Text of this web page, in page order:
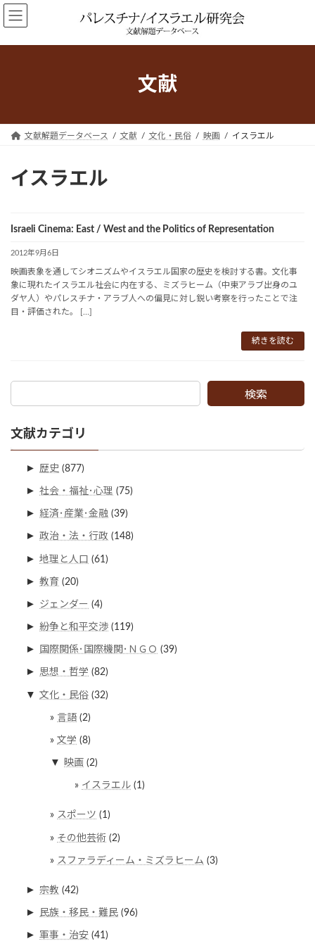
コ
ン
ッ
ナ
ビ
移
文献
文献解題データベース 文献 文化・民俗 映画 イスラエル
イスラエル
Israeli Cinema: East / West and the Politics of Representation
2012年9月6日
映画表象を通してシオニズムやイスラエル国家の歴史を検討する書。文化事
象に現れたイスラエル社会に内在する、ミズラヒーム（中東アラブ出身のユ
ダヤ人）やパレスチナ・アラブ人への偏見に対し鋭い考察を行ったことで注
目・評価された。 […]
続きを読む
検索
文献カテゴリ
► 歴史 (877)
► 社会・福祉･心理 (75)
► 経済･産業･金融 (39)
► 政治・法・行政 (148)
► 地理と人口 (61)
► 教育 (20)
► ジェンダー (4)
► 紛争と和平交渉 (119)
► 国際関係･国際機関･ＮＧＯ (39)
► 思想・哲学 (82)
▼ 文化・民俗 (32)
言語(2)
文学 (8)
▼ 映画 (2)
イスラエル (1)
スポーツ (1)
その他芸術 (2)
スファラディーム・ミズラヒーム (3)
► 宗教 (42)
► 民族・移民・難民 (96)
► 軍事・治安 (41)